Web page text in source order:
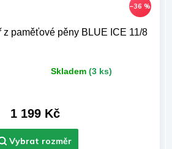
–36 %
z paměťové pěny BLUE ICE 11/8
Skladem (3 ks)
1 199 Kč